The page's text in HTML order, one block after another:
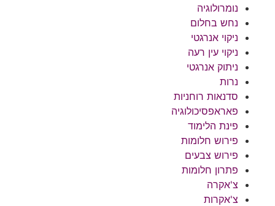
נומרולוגיה
נחש בחלום
ניקוי אנרגטי
ניקוי עין רעה
ניתוק אנרגטי
נרות
סדנאות רוחניות
פאראפסיכולוגיה
פינת הלימוד
פירוש חלומות
פירוש צבעים
פתרון חלומות
צ'אקרה
צ'אקרות